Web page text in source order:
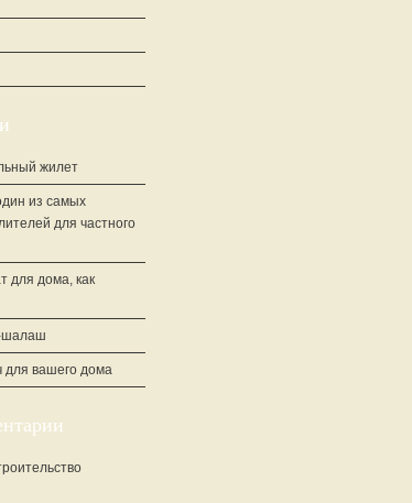
жилет
из самых
для частного
для дома, как
шалаш
для вашего дома